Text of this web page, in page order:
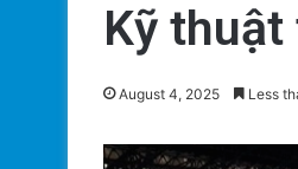
Kỹ
August 4, 2025 Less